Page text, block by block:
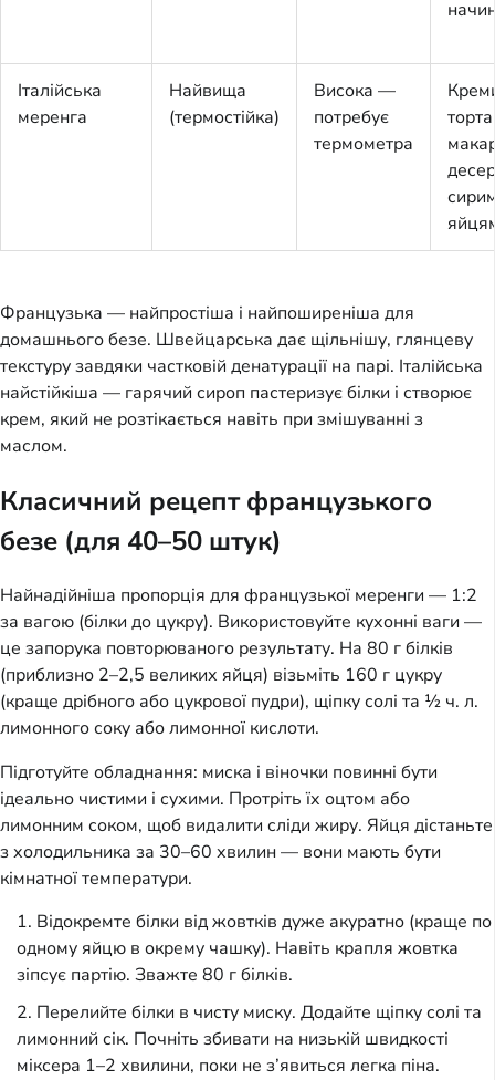
Італійська
меренга
Найвища
(термостійка)
Висока —
потребує
термометра
Французька — найпростіша і найпоширеніша для
домашнього безе. Швейцарська дає щільнішу, глянцеву
текстуру завдяки частковій денатурації на парі. Італійська
найстійкіша — гарячий сироп пастеризує білки і створює
крем, який не розтікається навіть при змішуванні з
маслом.
Класичний рецепт французького
безе (для 40–50 штук)
Найнадійніша пропорція для французької меренги — 1:2
за вагою (білки до цукру). Використовуйте кухонні ваги —
це запорука повторюваного результату. На 80 г білків
(приблизно 2–2,5 великих яйця) візьміть 160 г цукру
(краще дрібного або цукрової пудри), щіпку солі та ½ ч. л.
лимонного соку або лимонної кислоти.
Підготуйте обладнання: миска і віночки повинні бути
ідеально чистими і сухими. Протріть їх оцтом або
лимонним соком, щоб видалити сліди жиру. Яйця дістаньте
з холодильника за 30–60 хвилин — вони мають бути
кімнатної температури.
Відокремте білки від жовтків дуже акуратно (краще по
одному яйцю в окрему чашку). Навіть крапля жовтка
зіпсує партію. Зважте 80 г білків.
Перелийте білки в чисту миску. Додайте щіпку солі та
лимонний сік. Почніть збивати на низькій швидкості
міксера 1–2 хвилини, поки не з’явиться легка піна.